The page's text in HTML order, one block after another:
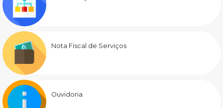
Nota Fiscal de Serviços
Ouvidoria